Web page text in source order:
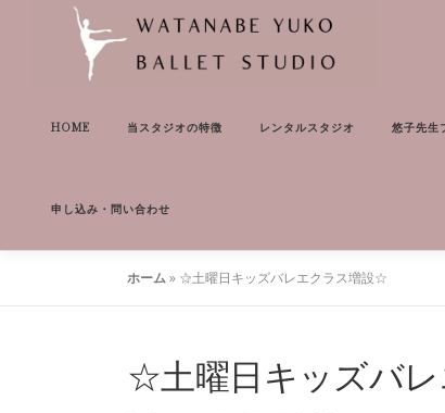
HOME 当スタジオの特徴 レンタルスタジオ 悠子先生
申し込み・問い合わせ
ホーム» ☆土曜日キッズバレエクラス増設☆
☆土曜日キッズバ